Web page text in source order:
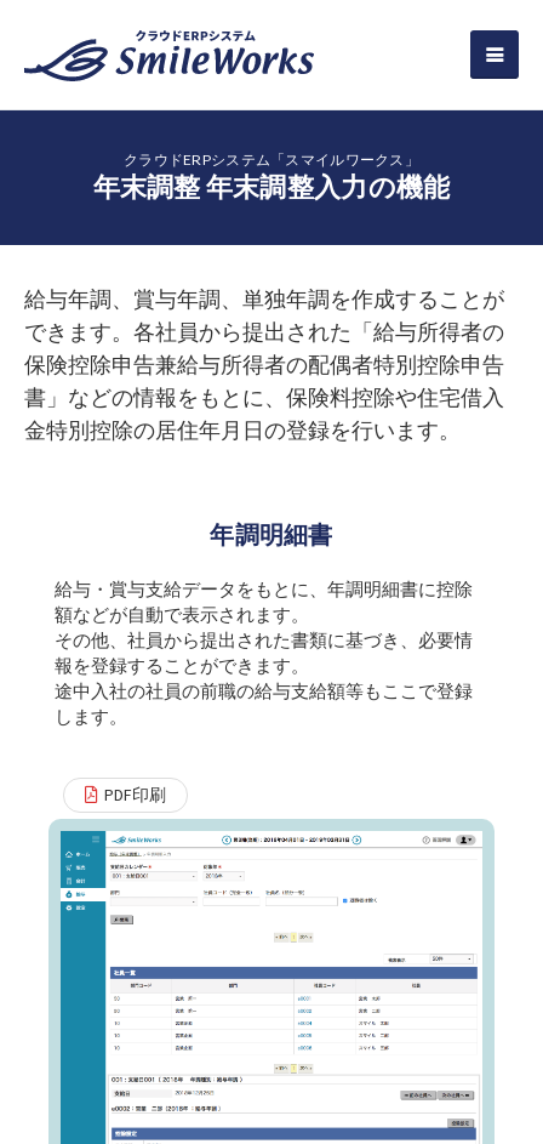
クラウドERPシステム「スマイルワークス」
年末調整 年末調整入力の機能
給与年調、賞与年調、単独年調を作成することが
できます。各社員から提出された「給与所得者の
保険控除申告兼給与所得者の配偶者特別控除申告
書」などの情報をもとに、保険料控除や住宅借入
金特別控除の居住年月日の登録を行います。
年調明細書
給与・賞与支給データをもとに、年調明細書に控除
額などが自動で表示されます。
その他、社員から提出された書類に基づき、必要情
報を登録することができます。
途中入社の社員の前職の給与支給額等もここで登録
します。
PDF印刷